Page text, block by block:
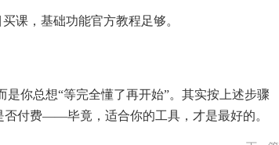
课，基础功能官方教程足够。
你总想“等完全懂了再开始”。其实按上述步骤
付费——毕竟，适合你的工具，才是最好的。